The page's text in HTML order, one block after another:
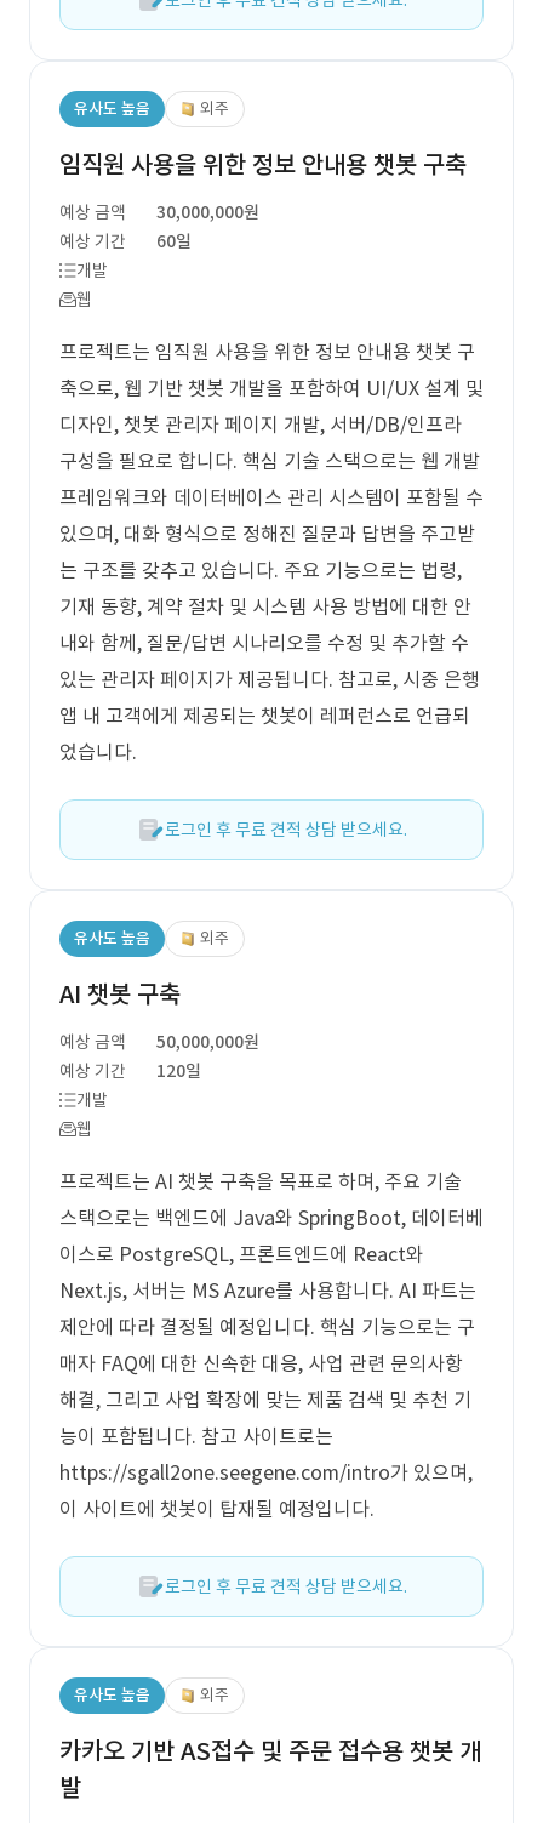
유사도 높음 외주
임직원 사용을 위한 정보 안내용 챗봇 구축
예상 금액
30,000,000원
예상 기간
60일
개발
웹
프로젝트는 임직원 사용을 위한 정보 안내용 챗봇 구
축으로, 웹 기반 챗봇 개발을 포함하여 UI/UX 설계 및
디자인, 챗봇 관리자 페이지 개발, 서버/DB/인프라
구성을 필요로 합니다. 핵심 기술 스택으로는 웹 개발
프레임워크와 데이터베이스 관리 시스템이 포함될 수
있으며, 대화 형식으로 정해진 질문과 답변을 주고받
는 구조를 갖추고 있습니다. 주요 기능으로는 법령,
기재 동향, 계약 절차 및 시스템 사용 방법에 대한 안
내와 함께, 질문/답변 시나리오를 수정 및 추가할 수
있는 관리자 페이지가 제공됩니다. 참고로, 시중 은행
앱 내 고객에게 제공되는 챗봇이 레퍼런스로 언급되
었습니다.
로그인 후 무료 견적 상담 받으세요.
유사도 높음 외주
AI 챗봇 구축
예상 금액
50,000,000원
예상 기간
120일
개발
웹
프로젝트는 AI 챗봇 구축을 목표로 하며, 주요 기술
스택으로는 백엔드에 Java와 SpringBoot, 데이터베
이스로 PostgreSQL, 프론트엔드에 React와
Next.js, 서버는 MS Azure를 사용합니다. AI 파트는
제안에 따라 결정될 예정입니다. 핵심 기능으로는 구
매자 FAQ에 대한 신속한 대응, 사업 관련 문의사항
해결, 그리고 사업 확장에 맞는 제품 검색 및 추천 기
능이 포함됩니다. 참고 사이트로는
https://sgall2one.seegene.com/intro가 있으며,
이 사이트에 챗봇이 탑재될 예정입니다.
로그인 후 무료 견적 상담 받으세요.
유사도 높음 외주
카카오 기반 AS접수 및 주문 접수용 챗봇 개
발